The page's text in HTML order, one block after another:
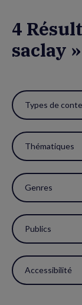
4
saclay »
ces
filtres
pour
réactualiser
la
page.
Types de
Thématiques
Genres
Publics
Accessibilité